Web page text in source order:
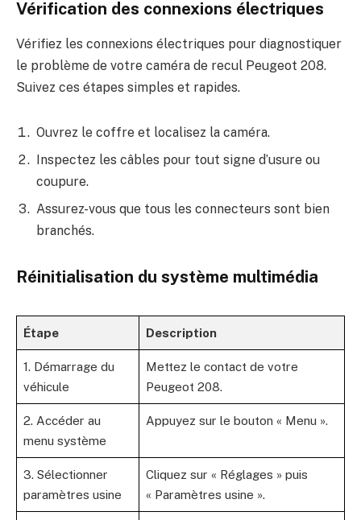
Vérification des connexions électriques
Vérifiez les connexions électriques pour diagnostiquer
le problème de votre caméra de recul Peugeot 208.
Suivez ces étapes simples et rapides.
Ouvrez le coffre et localisez la caméra.
Inspectez les câbles pour tout signe d’usure ou
coupure.
Assurez-vous que tous les connecteurs sont bien
branchés.
Réinitialisation du système multimédia
Étape Description
1. Démarrage du
véhicule
Mettez le contact de votre
Peugeot 208.
2. Accéder au
menu système
Appuyez sur le bouton « Menu ».
3. Sélectionner
paramètres usine
Cliquez sur « Réglages » puis
« Paramètres usine ».